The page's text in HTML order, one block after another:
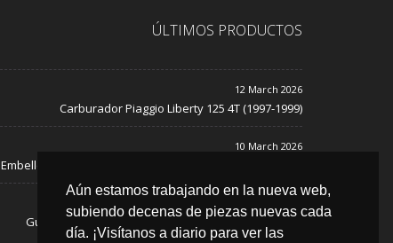
Aún estamos trabajando en la nueva web,
subiendo decenas de piezas nuevas cada
día. ¡Visítanos a diario para ver las
ÚLTIMOS PRODUCTOS
12 March 2026
Carburador Piaggio Liberty 125 4T (1997-1999)
10 March 2026
Embellecedor de tapa cárter Piaggio MEDLEY (2017-2018)
Guardabarro delantero Piaggio MEDLEY (2017-2018)